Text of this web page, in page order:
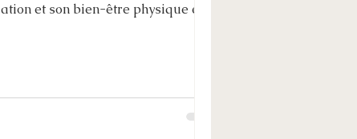
et son bien-être physique et